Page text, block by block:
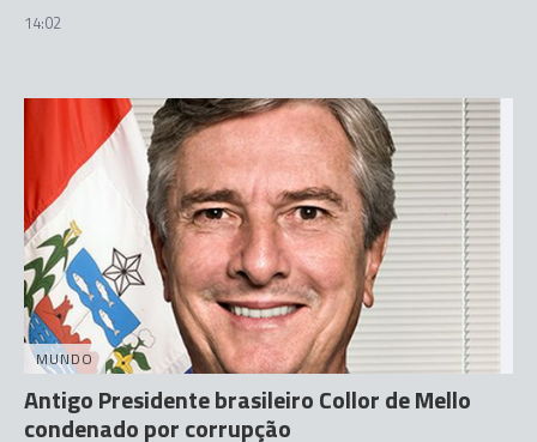
14:02
MUNDO
Antigo Presidente brasileiro Collor de Mello
condenado por corrupção